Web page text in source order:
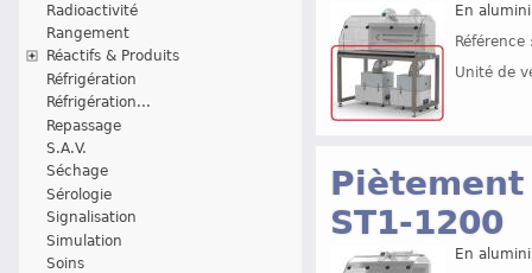
Radioactivité
Rangement
Réactifs & Produits
Réfrigération
Réfrigération...
Repassage
S.A.V.
Séchage
Sérologie
Signalisation
Simulation
Soins
En
Unité de
ST1-1200
En